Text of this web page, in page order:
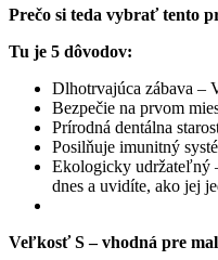
Prečo si teda vybrať tento
Tu je 5 dôvodov:
Dlhotrvajúca zábava –
Bezpečie na prvom
Prírodná dentálna
Posilňuje imunitný
Ekologicky udržateľný
dnes a uvidíte, ako jej
Veľkosť S – vhodná pre